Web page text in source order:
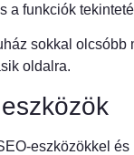
a funkciók
sokkal
oldalra.
eszközökkel